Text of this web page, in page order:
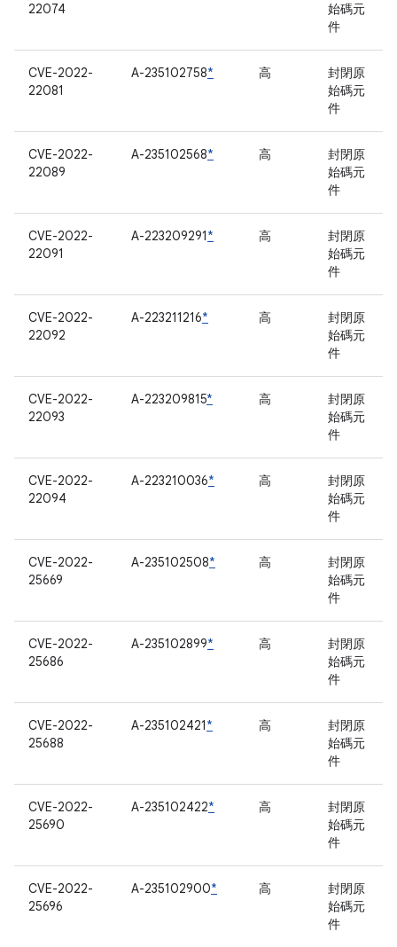
22074
始碼元
件
CVE-2022-
22081
A-235102758* 高
封閉原
始碼元
件
CVE-2022-
22089
A-235102568* 高
封閉原
始碼元
件
CVE-2022-
22091
A-223209291* 高
封閉原
始碼元
件
CVE-2022-
22092
A-223211216* 高
封閉原
始碼元
件
CVE-2022-
22093
A-223209815* 高
封閉原
始碼元
件
CVE-2022-
22094
A-223210036* 高
封閉原
始碼元
件
CVE-2022-
25669
A-235102508* 高
封閉原
始碼元
件
CVE-2022-
25686
A-235102899* 高
封閉原
始碼元
件
CVE-2022-
25688
A-235102421* 高
封閉原
始碼元
件
CVE-2022-
25690
A-235102422* 高
封閉原
始碼元
件
CVE-2022-
25696
A-235102900* 高
封閉原
始碼元
件